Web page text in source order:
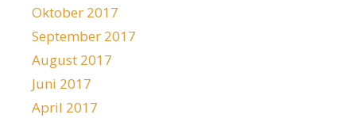
Oktober 2017
September 2017
August 2017
Juni 2017
April 2017